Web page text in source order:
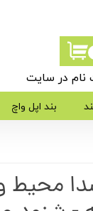
نام در سایت
من
کاربری
بند اپل واچ
محیط